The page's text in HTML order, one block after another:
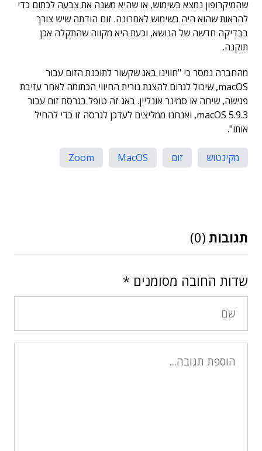
שהמיקרופון נמצא בשימוש, או שהיא משנה את צבעה לכתום כדי
להראות שהוא היה בשימוש לאחרונה. זום הודתה שיש צורך
בבדיקה חדשה של הנושא, וכעת היא מקווה שהתקלה אכן
תוקנה.
מהחברה נמסר כי "חווינו באג שקשור לתוכנת הזום עבור
macOS, שיכול לגרום להצגת נורית החיווי הכתומה לאחר עזיבת
פגישה, שיחה או סמינר אונליין. באג זה טופל בגרסת זום עבור
macOS 5.9.3, ואנחנו ממליצים לעדכן לגרסה זו כדי להחיל
אותו".
מקינטוש זום MacOS
Zoom
תגובות (0)
שדות החובה מסומנים *